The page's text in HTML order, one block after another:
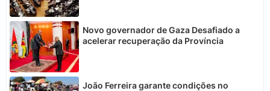
Novo governador de Gaza Desafiado a
acelerar recuperação da Província
João Ferreira garante condições no